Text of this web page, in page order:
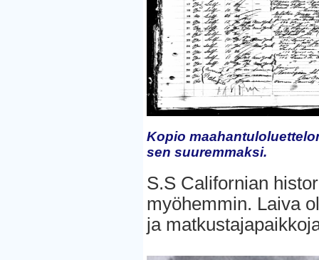
Kopio
sen suuremmaksi.
S.S Californian
myöhemmin. Laiva
ja